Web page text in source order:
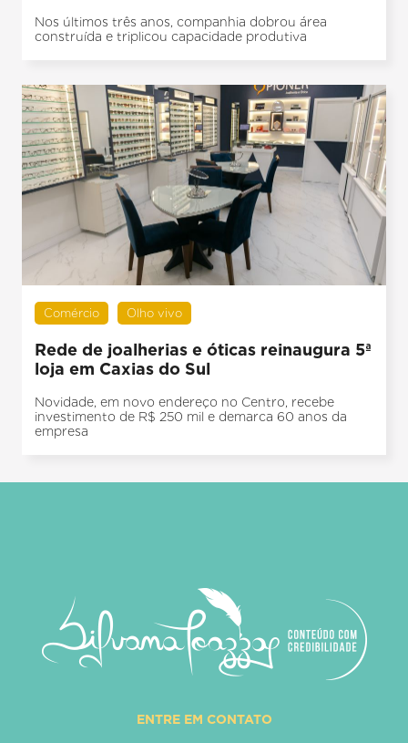
Nos últimos três anos, companhia dobrou área
construída e triplicou capacidade produtiva
Comércio Olho vivo
Rede de joalherias e óticas reinaugura 5ª
loja em Caxias do Sul
Novidade, em novo endereço no Centro, recebe
investimento de R$ 250 mil e demarca 60 anos da
empresa
ENTRE EM CONTATO